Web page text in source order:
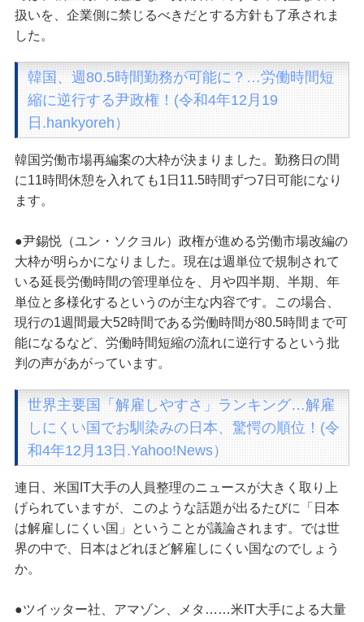
扱いを、企業側に禁じるべきだとする方針も了承されま
した。
韓国、週80.5時間勤務が可能に？…労働時間短
縮に逆行する尹政権！(令和4年12月19
日.hankyoreh）
韓国労働市場再編案の大枠が決まりました。勤務日の間
に11時間休憩を入れても1日11.5時間ずつ7日可能になり
ます。
●尹錫悦（ユン・ソクヨル）政権が進める労働市場改編の
大枠が明らかになりました。現在は週単位で規制されて
いる延長労働時間の管理単位を、月や四半期、半期、年
単位と多様化するというのが主な内容です。この場合、
現行の1週間最大52時間である労働時間が80.5時間まで可
能になるなど、労働時間短縮の流れに逆行するという批
判の声があがっています。
世界主要国「解雇しやすさ」ランキング…解雇
しにくい国でお馴染みの日本、驚愕の順位！(令
和4年12月13日.Yahoo!News）
連日、米国IT大手の人員整理のニュースが大きく取り上
げられていますが、このような話題が出るたびに「日本
は解雇しにくい国」ということが議論されます。では世
界の中で、日本はどれほど解雇しにくい国なのでしょう
か。
●ツイッター社、アマゾン、メタ……米IT大手による大量